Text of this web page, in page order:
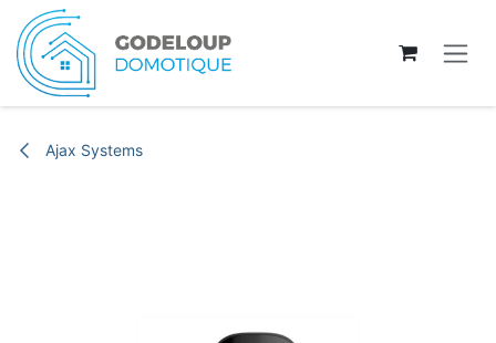
Se rendre au contenu
Ajax Systems